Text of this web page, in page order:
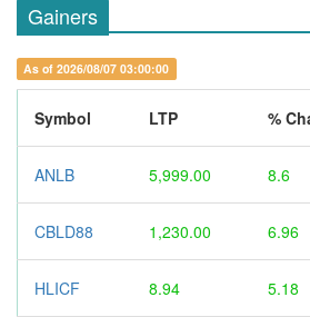
Gainers
As of 2026/08/07 03:00:00
Symbol LTP %
ANLB 5,999.00 8.6
CBLD88 1,230.00 6.96
HLICF 8.94 5.18